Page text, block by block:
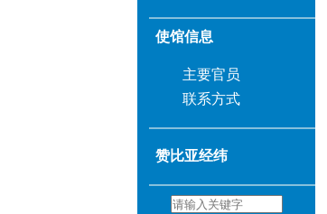
使馆信息
主要官员
联系方式
赞比亚经纬